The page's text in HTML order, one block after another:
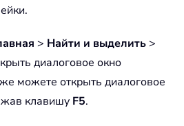
> Найти и выделить >
диалоговое окно
можете открыть диалоговое
клавишу F5.